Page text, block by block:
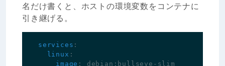
名だけ書くと、ホストの環境変数をコンテナに
引き継げる。
services :
linux :
image :
debian:bullseye-slim